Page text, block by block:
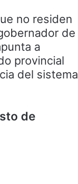
no residen
de
a
provincial
del sistema
de